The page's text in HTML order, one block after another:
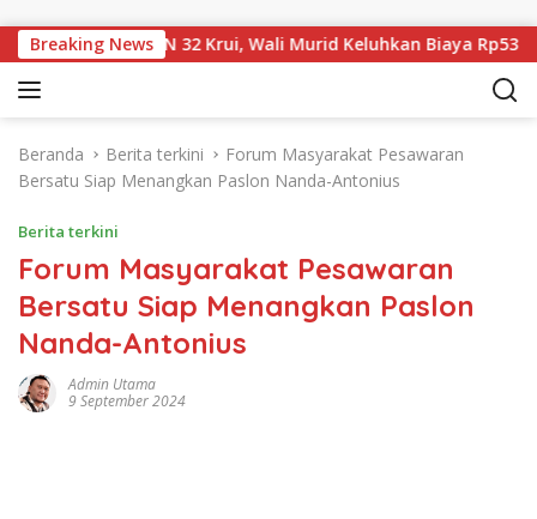
Breaking News
Rapor di SDN 32 Krui, Wali Murid Keluhkan Biaya Rp530
Beranda Berita terkini
Forum Masyarakat Pesawaran
Bersatu Siap Menangkan Paslon Nanda-Antonius
Berita terkini
Forum Masyarakat Pesawaran
Bersatu Siap Menangkan Paslon
Nanda-Antonius
Admin Utama
9 September 2024